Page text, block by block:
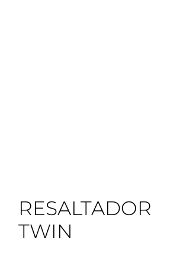
RESALTADOR
TWIN